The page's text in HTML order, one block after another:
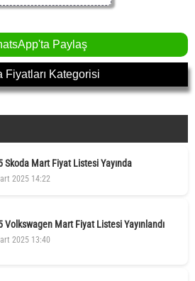
Paylaş
Fiyatları Kategorisi
Skoda Mart Fiyat Listesi Yayında
2025 14:22
Volkswagen Mart Fiyat Listesi Yayınlandı
2025 13:40